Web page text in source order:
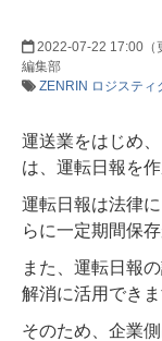
2022-07-22 17:00
編集部
ZENRIN ロジスティ
運送業をはじめ
は、運転日報を
運転日報は法律
らに一定期間保存
また、運転日報
解消に活用できま
そのため、企業